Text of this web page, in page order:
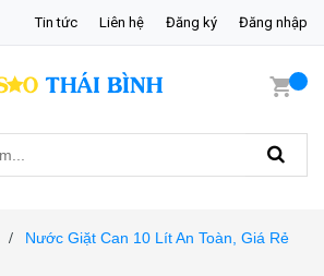
Tin tức Liên hệ Đăng ký Đăng nhập
/
Nước Giặt Can 10 Lít An Toàn, Giá Rẻ